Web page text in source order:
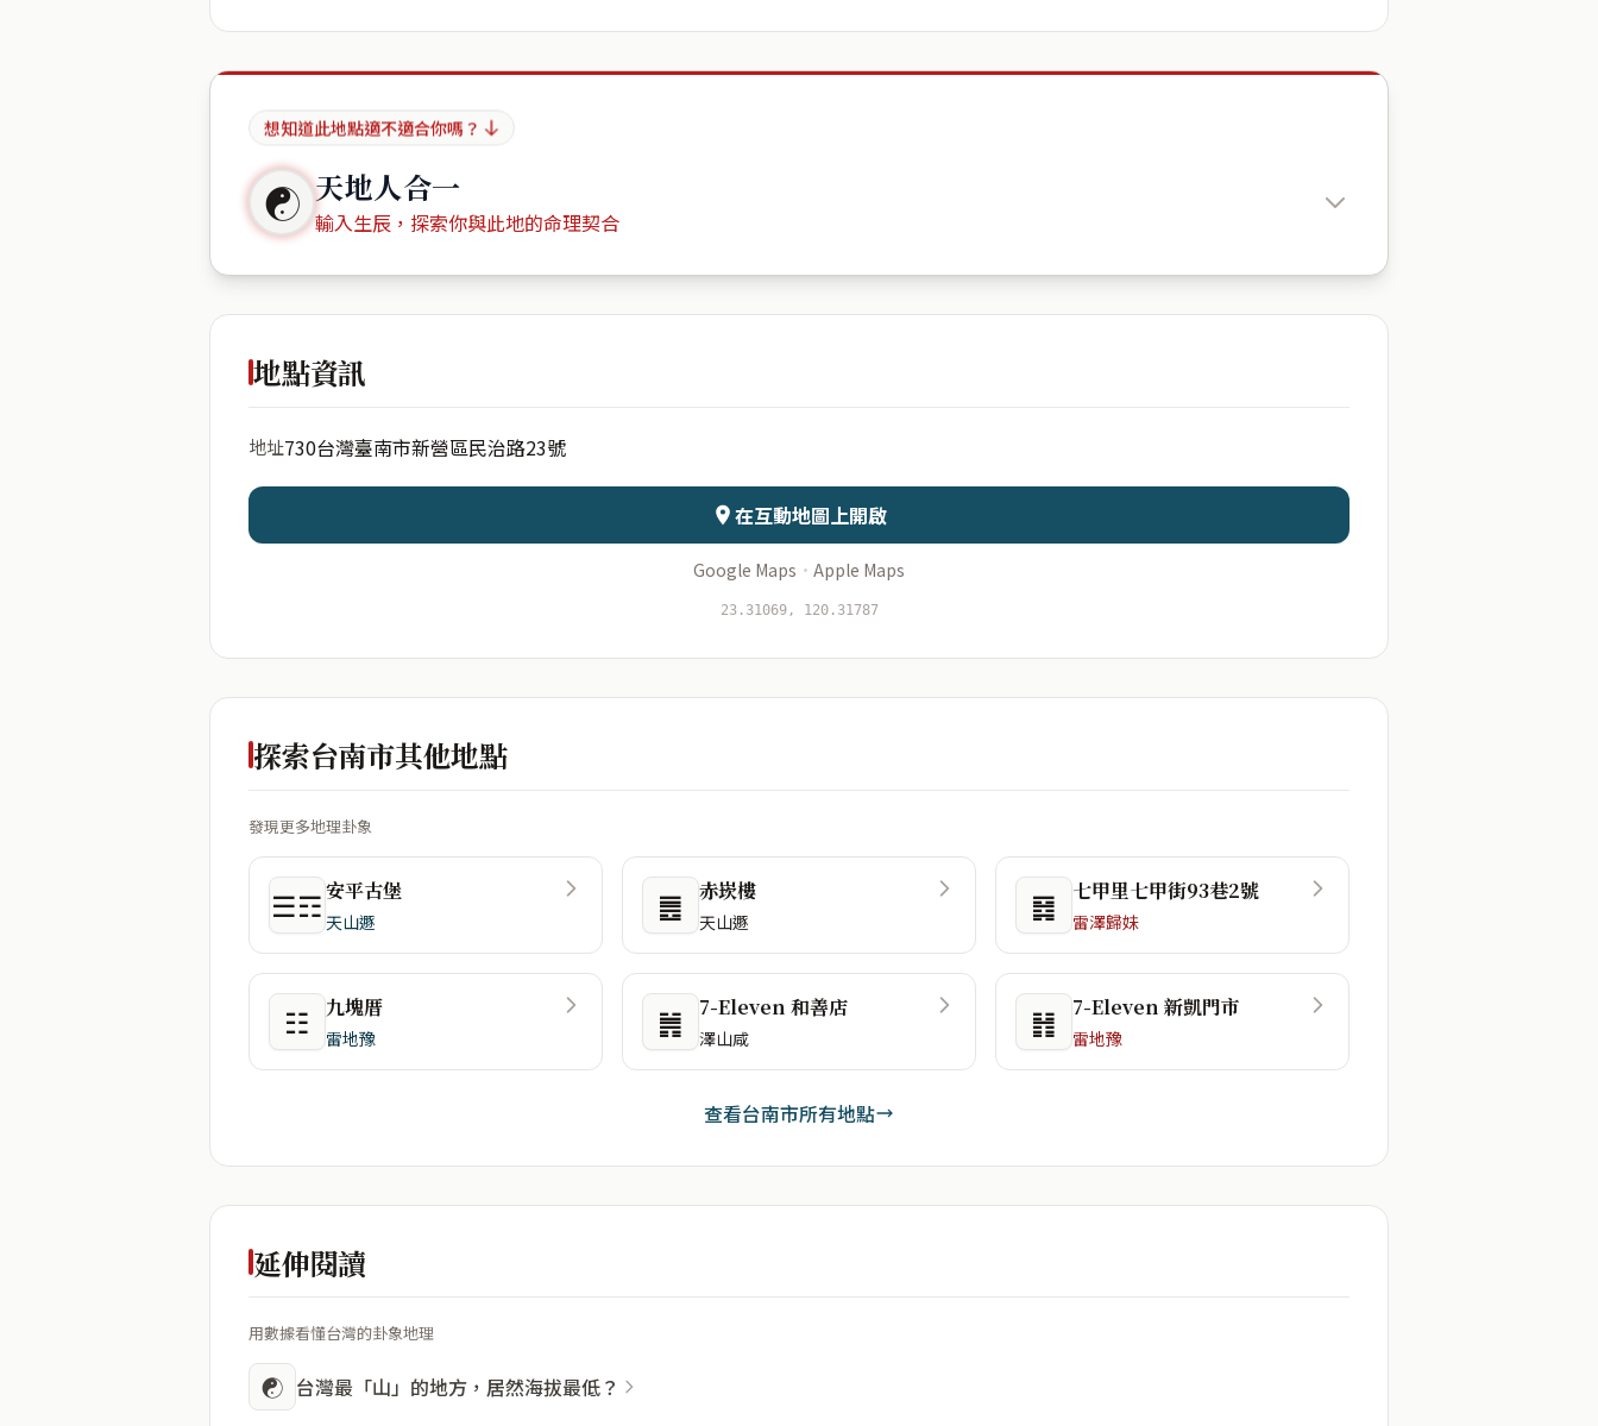
想知道此地點適不適合你嗎？
☯ 天地人合一
輸入生辰，探索你與此地的命理契合
地點資訊
地址730台灣臺南市新營區民治路23號
在互動地圖上開啟
Google Maps · Apple Maps
23.31069, 120.31787
探索台南市其他地點
發現更多地理卦象
☰☶安平古堡
天山遯 ䷌ 赤崁樓
天山遯 ䷿ 七甲里七甲街93巷2號
雷澤歸妹
☷ 九塊厝
雷地豫 ䷞ 7-Eleven 和善店
澤山咸 ䷏ 7-Eleven 新凱門市
雷地豫
查看台南市所有地點
延伸閱讀
用數據看懂台灣的卦象地理
☯ 台灣最「山」的地方，居然海拔最低？